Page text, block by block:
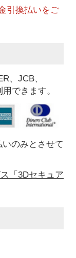
引換払いをご
、JCB、
できます。
のみとさせて
「3Dセキュア